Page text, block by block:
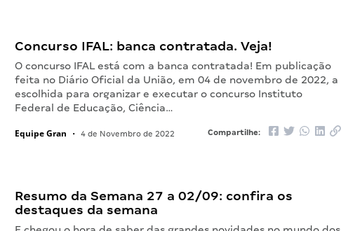
Concurso IFAL: banca contratada. Veja!
O concurso IFAL está com a banca contratada! Em publicação
feita no Diário Oficial da União, em 04 de novembro de 2022, a
escolhida para organizar e executar o concurso Instituto
Federal de Educação, Ciência…
Equipe Gran • 4 de Novembro de 2022 Compartilhe:
Resumo da Semana 27 a 02/09: confira os
destaques da semana